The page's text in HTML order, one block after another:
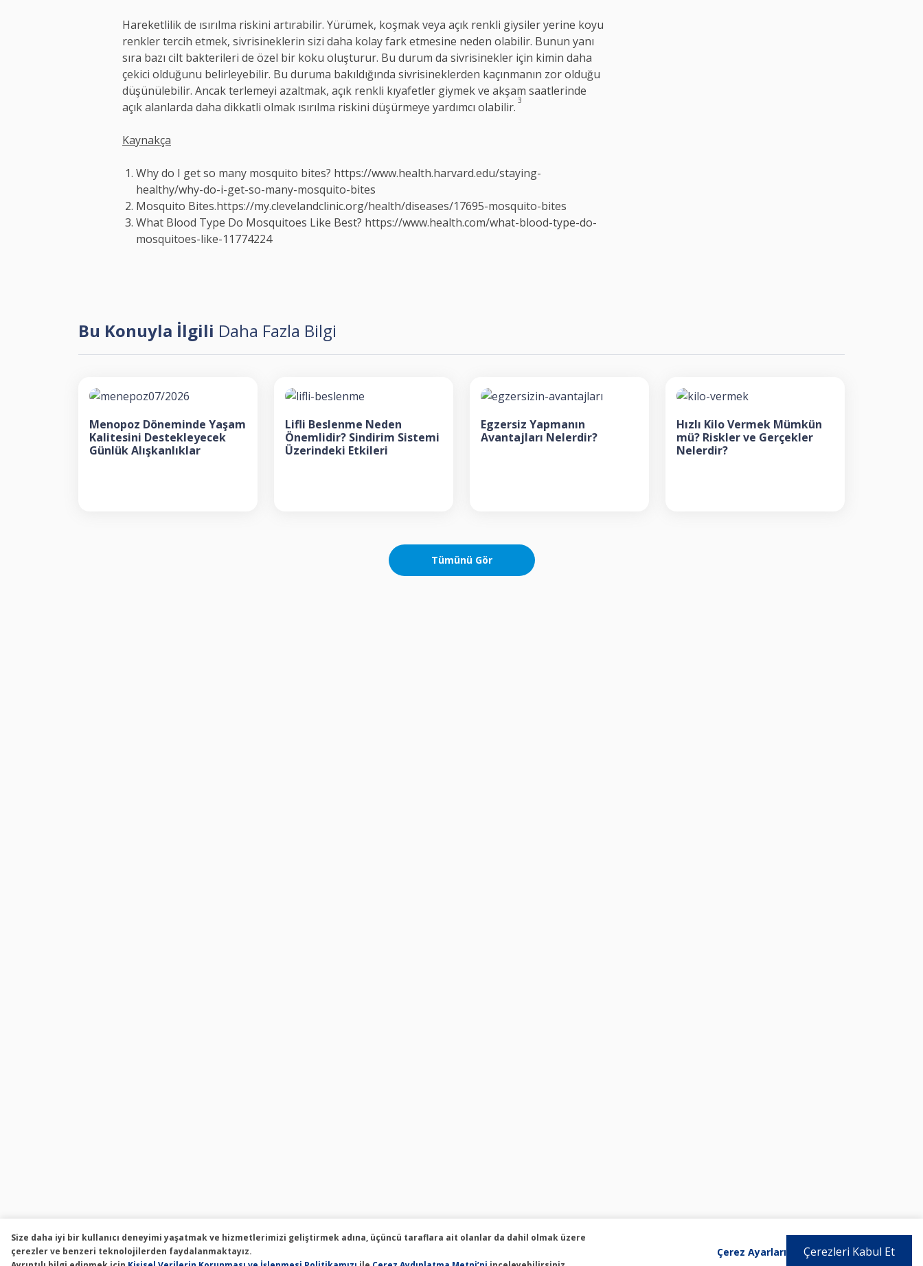
Hareketlilik de ısırılma riskini artırabilir. Yürümek, koşmak veya açık renkli giysiler yerine koyu
renkler tercih etmek, sivrisineklerin sizi daha kolay fark etmesine neden olabilir. Bunun yanı
sıra bazı cilt bakterileri de özel bir koku oluşturur. Bu durum da sivrisinekler için kimin daha
çekici olduğunu belirleyebilir. Bu duruma bakıldığında sivrisineklerden kaçınmanın zor olduğu
düşünülebilir. Ancak terlemeyi azaltmak, açık renkli kıyafetler giymek ve akşam saatlerinde
açık alanlarda daha dikkatli olmak ısırılma riskini düşürmeye yardımcı olabilir. 3
Kaynakça
Why do I get so many mosquito bites? https://www.health.harvard.edu/staying-
healthy/why-do-i-get-so-many-mosquito-bites
Mosquito Bites.https://my.clevelandclinic.org/health/diseases/17695-mosquito-bites
What Blood Type Do Mosquitoes Like Best? https://www.health.com/what-blood-type-do-
mosquitoes-like-11774224
Bu Konuyla İlgili Daha Fazla Bilgi
Menopoz Döneminde Yaşam
Kalitesini Destekleyecek
Günlük Alışkanlıklar
Lifli Beslenme Neden
Önemlidir? Sindirim Sistemi
Üzerindeki Etkileri
Egzersiz Yapmanın
Avantajları Nelerdir?
Hızlı Kilo Vermek Mümkün
mü? Riskler ve Gerçekler
Nelerdir?
Tümünü Gör
Size daha iyi bir kullanıcı deneyimi yaşatmak ve hizmetlerimizi geliştirmek adına, üçüncü taraflara ait olanlar da dahil olmak üzere
çerezler ve benzeri teknolojilerden faydalanmaktayız.
Çerez Ayarları Çerezleri Kabul Et